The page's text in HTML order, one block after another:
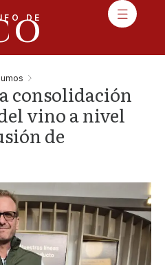
DE
consolidación
vino a nivel
de